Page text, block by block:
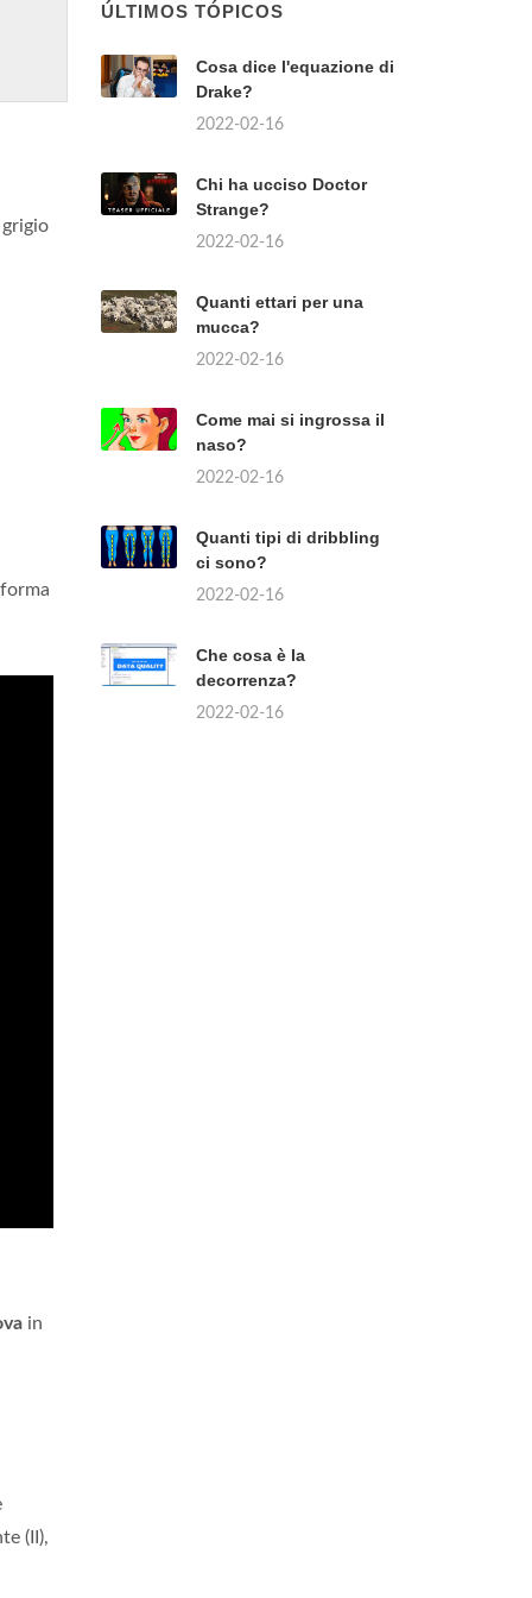
in
(II),
ÚLTIMOS TÓPICOS
Cosa dice l'equazione di
Drake?
2022-02-16
Chi ha ucciso Doctor
Strange?
2022-02-16
Quanti ettari per una
mucca?
2022-02-16
Come mai si ingrossa il
naso?
2022-02-16
Quanti tipi di dribbling
ci sono?
2022-02-16
Che cosa è la
decorrenza?
2022-02-16